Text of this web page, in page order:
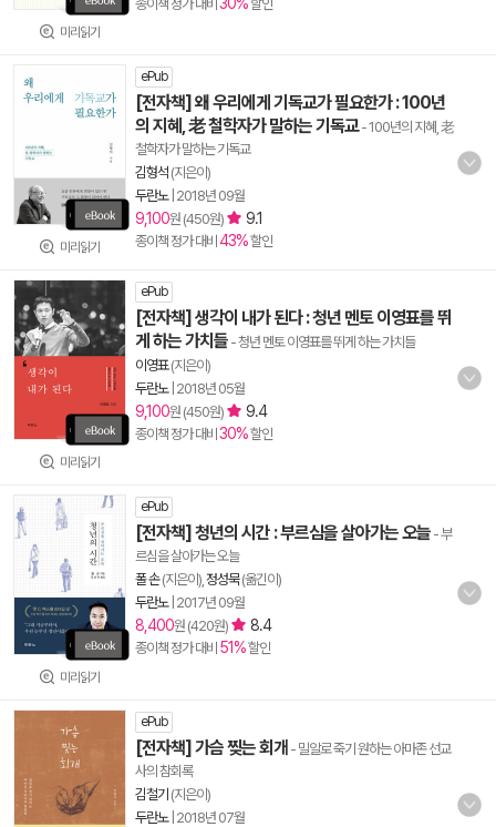
미리읽기
종이책 정가 대비 할인
미리읽기
ePub
[전자책] 왜 우리에게 기독교가 필요한가 : 100년
의 지혜, 老 철학자가 말하는 기독교- 100년의 지혜, 老
철학자가 말하는 기독교
김형석 (지은이)
두란노| 2018년 09월
9,100원 (450원) 9.1
종이책 정가 대비 43%할인
미리읽기
ePub
[전자책] 생각이 내가 된다 : 청년 멘토 이영표를 뛰
게 하는 가치들 - 청년 멘토 이영표를 뛰게 하는 가치들
이영표(지은이)
두란노| 2018년 05월
9,100원 (450원) 9.4
종이책 정가 대비 30%할인
미리읽기
ePub
[전자책] 청년의 시간 : 부르심을 살아가는 오늘 - 부
르심을 살아가는 오늘
폴 손(지은이), 정성묵(옮긴이)
두란노| 2017년 09월
8,400원 (420원) 8.4
종이책 정가 대비 51%할인
ePub
[전자책] 가슴 찢는 회개 - 밀알로 죽기 원하는 아마존 선교
사의 참회록
김철기 (지은이)
두란노| 2018년 07월